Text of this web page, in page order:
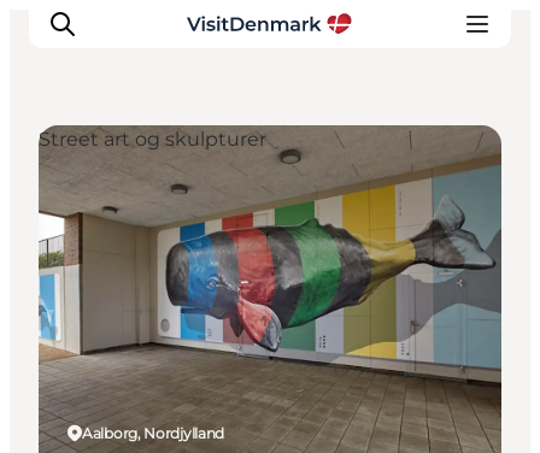
Inspiration
Destinationer
Oplevelser
Overnatning
Planlæg ferien
Aalborg, Nordjylland
Street art og skulpturer